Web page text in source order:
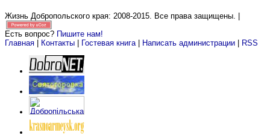
Жизнь Добропольского края: 2008-2015. Все права защищены. |
Есть вопрос? Пишите нам!
Главная
Контакты Гостевая книга| Написать администрации RSS